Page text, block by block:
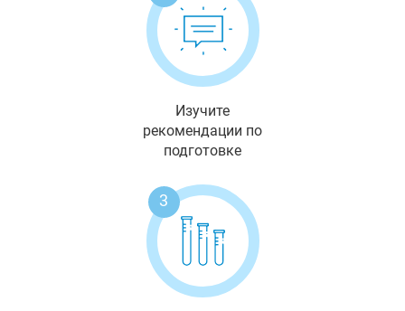
Изучите
рекомендации по
подготовке
3